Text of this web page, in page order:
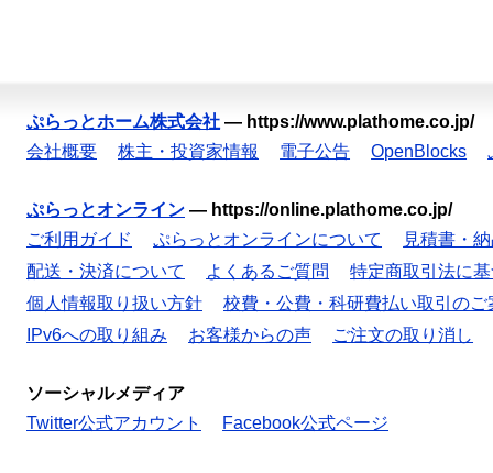
ぷらっとホーム株式会社 — https://www.plathome.co.jp/
会社概要
株主・投資家情報 電子公告 OpenBlocks
ぷらっとオンライン — https://online.plathome.co.jp/
ご利用ガイド
ぷらっとオンラインについて
見積書・
配送・決済について
よくあるご質問
特定商取引法に
個人情報取り扱い方針
校費・公費・科研費払い取引のご
IPv6への取り組み
お客様からの声 ご注文の取り消し
ソーシャルメディア
Twitter公式アカウント
Facebook公式ページ